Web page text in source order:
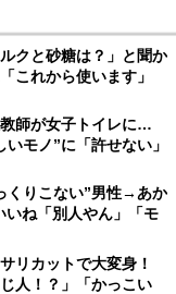
クと砂糖は？」と聞か
れから使います」
教師が女子トイレに…
モノ”に「許せない」
くりこない”男性→あか
ね「別人やん」「モ
リカットで大変身！
人！？」「かっこい